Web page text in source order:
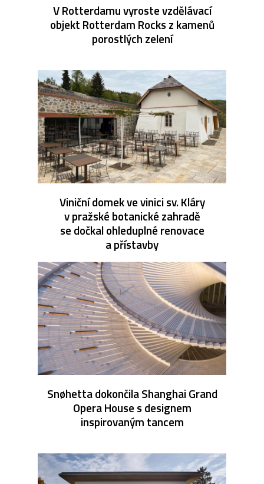
V Rotterdamu vyroste vzdělávací
objekt Rotterdam Rocks z kamenů
porostlých zelení
Viniční domek ve vinici sv. Kláry
v pražské botanické zahradě
se dočkal ohleduplné renovace
a přístavby
Snøhetta dokončila Shanghai Grand
Opera House s designem
inspirovaným tancem